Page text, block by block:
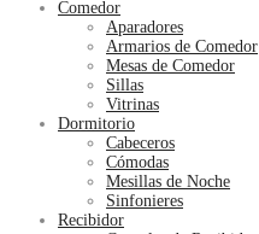
Comedor
Aparadores
Armarios de Comedor
Mesas de Comedor
Sillas
Vitrinas
Dormitorio
Cabeceros
Cómodas
Mesillas de Noche
Sinfonieres
Recibidor